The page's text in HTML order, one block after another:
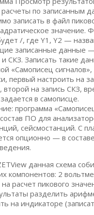
расчеты по записанным
записать в файл
значение.
/, где Y1, Y2 —
записанные данные
и СКЗ. Записать такие
«Самописец
первый настроить на
второй на запись СКЗ,
в самописце.
программа
ПО для
сейсмостанций. С
опционно — в
данная схема
компонентов: 2
расчет пикового
разделить
на индикаторе